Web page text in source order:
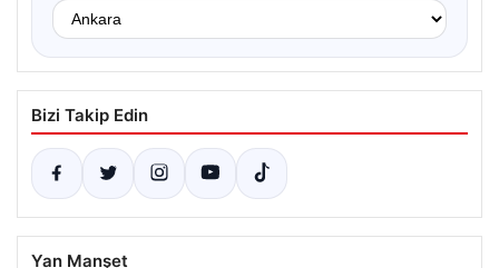
Bizi Takip Edin
Yan Manşet